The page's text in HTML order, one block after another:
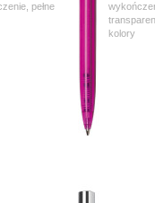
pełne
kolory